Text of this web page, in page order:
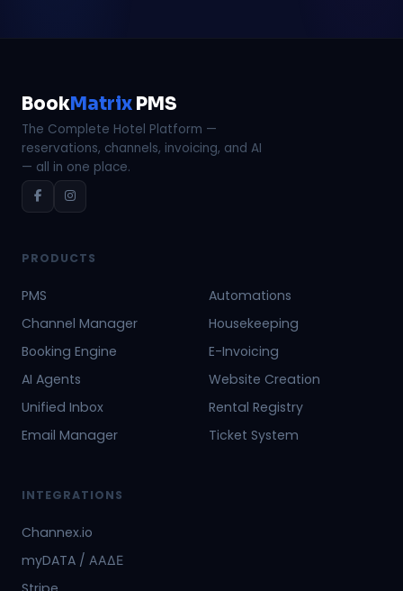
BookMatrix PMS
The Complete Hotel Platform —
reservations, channels, invoicing, and AI
— all in one place.
PRODUCTS
PMS
Channel Manager
Booking Engine
AI Agents
Unified Inbox
Email Manager
Automations
Housekeeping
E-Invoicing
Website Creation
Rental Registry
Ticket System
INTEGRATIONS
Channex.io
myDATA / ΑΑΔΕ